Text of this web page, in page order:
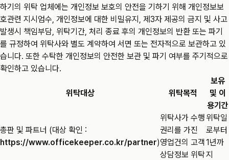
하기의 위탁 업체에는 개인정보 보호의 안전을 기하기 위해 개인정보보
호관련 지시엄수, 개인정보에 대한 비밀유지, 제3자 제공의 금지 및 사고
발생시 책임부담, 위탁기간, 처리 종료 후의 개인정보의 반환 또는 파기
를 규정하여 위탁사와 별도 계약하여 서면 또는 전자적으로 보관하고 있
습니다. 또한 수탁한 개인정보의 안전한 보관 및 파기 여부를 주기적으로
확인하고 있습니다.
위탁대상 위탁목적
보유
및 이
용기간
총판 및 파트너 (대상 확인 :
https://www.officekeeper.co.kr/partner)
위탁사가 수행
권리를 가진
영업건의 고객
상담정보 위탁
위탁일
로부터
1년까
지